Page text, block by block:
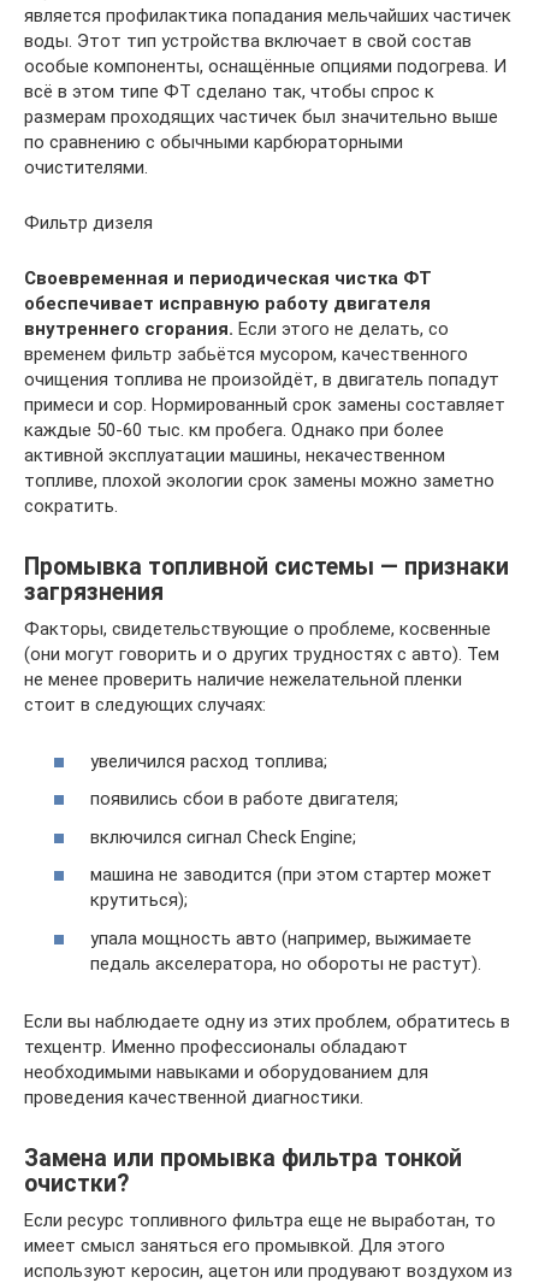
является профилактика попадания мельчайших частичек
воды. Этот тип устройства включает в свой состав
особые компоненты, оснащённые опциями подогрева. И
всё в этом типе ФТ сделано так, чтобы спрос к
размерам проходящих частичек был значительно выше
по сравнению с обычными карбюраторными
очистителями.
Фильтр дизеля
Своевременная и периодическая чистка ФТ
обеспечивает исправную работу двигателя
внутреннего сгорания. Если этого не делать, со
временем фильтр забьётся мусором, качественного
очищения топлива не произойдёт, в двигатель попадут
примеси и сор. Нормированный срок замены составляет
каждые 50-60 тыс. км пробега. Однако при более
активной эксплуатации машины, некачественном
топливе, плохой экологии срок замены можно заметно
сократить.
Промывка топливной системы — признаки
загрязнения
Факторы, свидетельствующие о проблеме, косвенные
(они могут говорить и о других трудностях с авто). Тем
не менее проверить наличие нежелательной пленки
стоит в следующих случаях:
увеличился расход топлива;
появились сбои в работе двигателя;
включился сигнал Check Engine;
машина не заводится (при этом стартер может
крутиться);
упала мощность авто (например, выжимаете
педаль акселератора, но обороты не растут).
Если вы наблюдаете одну из этих проблем, обратитесь в
техцентр. Именно профессионалы обладают
необходимыми навыками и оборудованием для
проведения качественной диагностики.
Замена или промывка фильтра тонкой
очистки?
Если ресурс топливного фильтра еще не выработан, то
имеет смысл заняться его промывкой. Для этого
используют керосин, ацетон или продувают воздухом из